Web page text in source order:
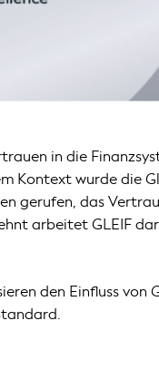
in die
Kontext wurde die
gerufen, das
arbeitet GLEIF
den Einfluss von